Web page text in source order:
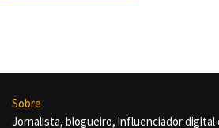
Sobre
Jornalista, blogueiro, influenciador digital